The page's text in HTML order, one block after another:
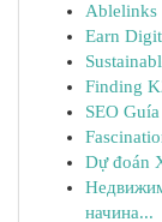
Ablelinks
Earn
Finding
SEO
Dự đoán
начина...